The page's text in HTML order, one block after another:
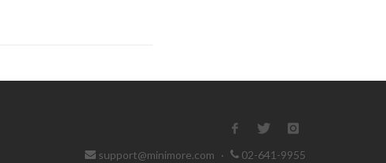
support@minimore.com · 02-641-9955